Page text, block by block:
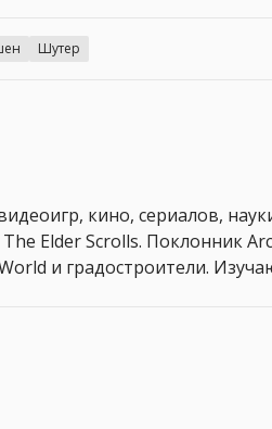
Шутер
кино, сериалов,
Elder Scrolls. Поклонник
и градостроители.